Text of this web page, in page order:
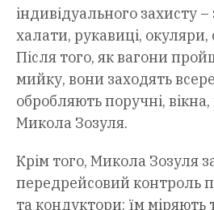
індивідуального захисту
халати, рукавиці, окуляри,
Після того, як вагони
мийку, вони заходять
обробляють поручні,
Микола Зозуля.
Крім того, Микола Зозуля
передрейсовий контроль
та кондуктори: їм міряють